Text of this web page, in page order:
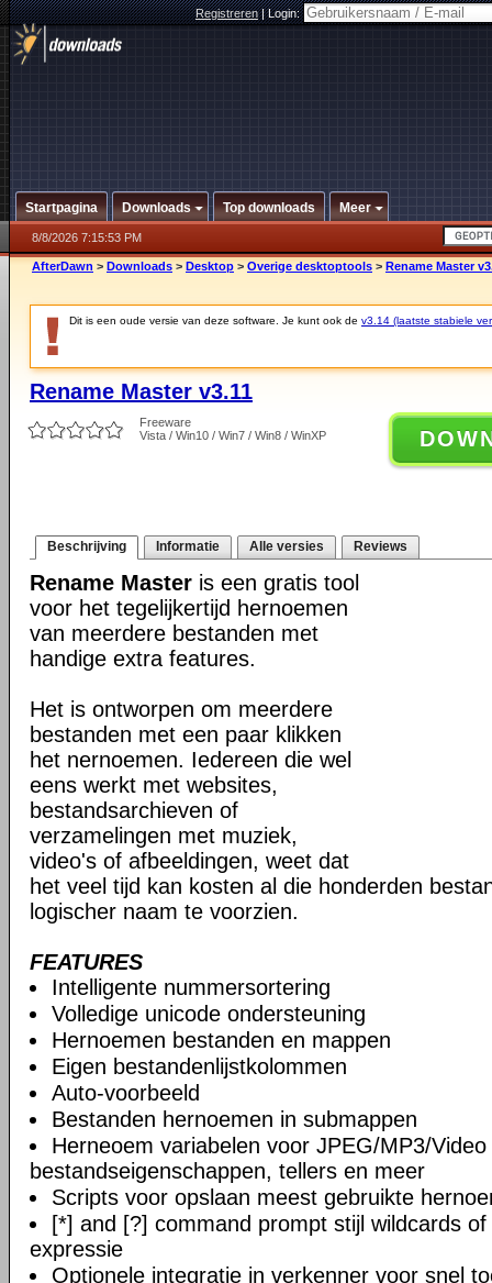
Registreren|Login:
Startpagina Downloads Top downloads Meer
8/8/2026 7:15:53 PM
AfterDawn > Downloads > Desktop > Overige desktoptools > Rename Master
Dit is een oude versie van deze software. Je kunt ook de v3.14 (laatste stabiele
Rename Master v3.11
Freeware
Vista / Win10 / Win7 / Win8 / WinXP
Beschrijving Informatie Alle versies Reviews
Rename Master is een gratis tool
voor het tegelijkertijd hernoemen
van meerdere bestanden met
handige extra features.
Het is ontworpen om meerdere
bestanden met een paar klikken
het nernoemen. Iedereen die wel
eens werkt met websites,
bestandsarchieven of
verzamelingen met muziek,
video's of afbeeldingen, weet dat
het veel tijd kan kosten al die honderden
logischer naam te voorzien.
FEATURES
Intelligente nummersortering
Volledige unicode ondersteuning
Hernoemen bestanden en mappen
Eigen bestandenlijstkolommen
Auto-voorbeeld
Bestanden hernoemen in submappen
Herneoem variabelen voor JPEG/MP3/
bestandseigenschappen, tellers en meer
Scripts voor opslaan meest gebruikte
[*] and [?] command prompt stijl wildcards
expressie
Optionele integratie in verkenner voor snel